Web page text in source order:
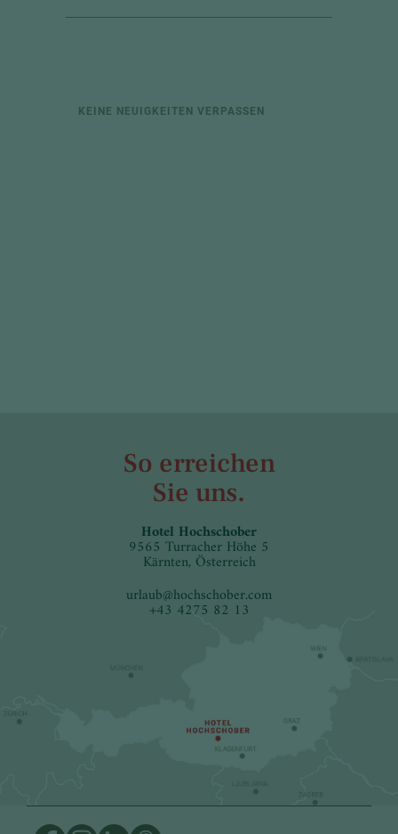
KEINE NEUIGKEITEN VERPASSEN
So erreichen
Sie uns.
Hotel Hochschober
9565 Turracher Höhe 5
Kärnten, Österreich
urlaub@hochschober.com
+43 4275 82 13